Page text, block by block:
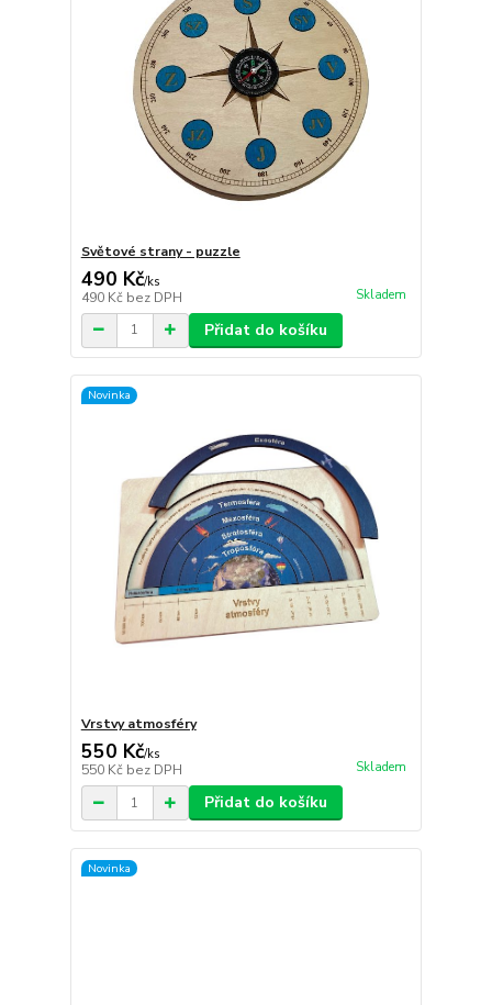
Světové strany - puzzle
490 Kč/ks
490 Kč bez DPH Skladem
Přidat do košíku
Novinka
Vrstvy atmosféry
550 Kč/ks
550 Kč bez DPH Skladem
Přidat do košíku
Novinka